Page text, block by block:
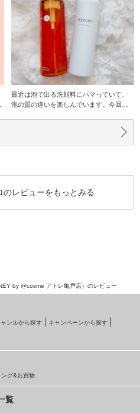
最近は泡で出る洗顔料にハマっていて、
泡の質の違いを楽しんでいます。今回は
レビューをもっとみる
by @cosme アトレ亀戸店）のレビュー
ャンルから探す キャンペーンから探す
グ&お買物
覧